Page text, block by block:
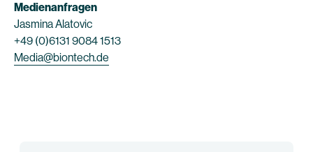
Medienanfragen
Jasmina Alatovic
+49 (0)6131 9084 1513
Media@biontech.de